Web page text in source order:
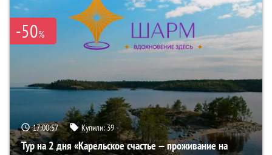
-50%
17:00:56 Купили:39
Тур на 2 дня «Карельское счастье — проживание на